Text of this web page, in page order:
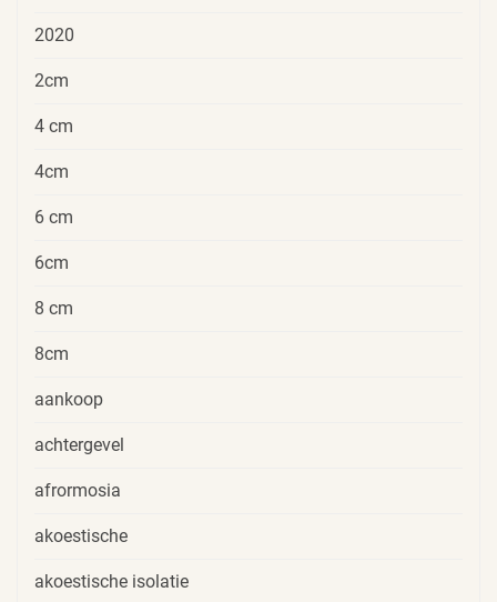
2020
2cm
4 cm
4cm
6 cm
6cm
8 cm
8cm
aankoop
achtergevel
afrormosia
akoestische
akoestische isolatie